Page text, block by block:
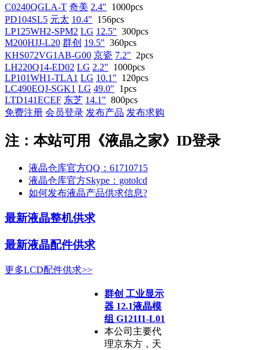
C0240QGLA-T 奇美 2.4" 1000pcs
PD104SL5 元太 10.4" 156pcs
LP125WH2-SPM2 LG 12.5" 300pcs
M200HJJ-L20 群创 19.5" 360pcs
KHS072VG1AB-G00 京瓷 7.2" 2pcs
LH220Q14-ED02 LG 2.2" 1000pcs
LP101WH1-TLA1 LG 10.1" 120pcs
LC490EQJ-SGK1 LG 49.0" 1pcs
LTD141ECEF 东芝 14.1" 800pcs
免费注册 会员登录 发布产品 发布求购
注：本站可用《液晶之家》ID登录
液晶仓库官方QQ：61710715
液晶仓库官方Skype：gotolcd
如何发布液晶产品供求信息?
最新液晶整机供求
最新液晶配件供求
更多LCD配件供求>>
群创 工业显示
器 12.1液晶模
组 G121I1-L01
本公司主要代
理京东方，天